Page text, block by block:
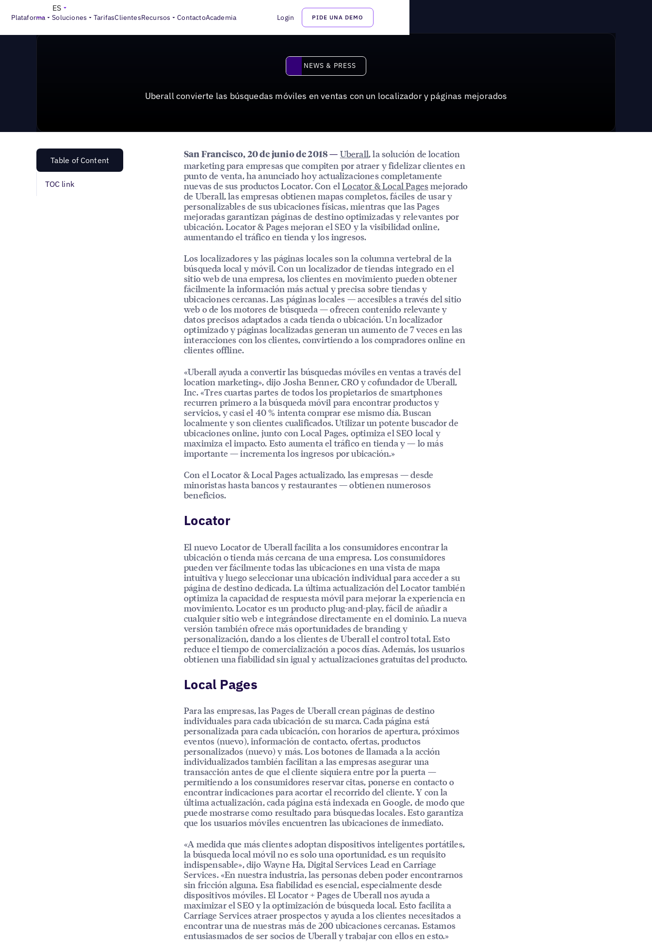
Plataforma Soluciones TarifasClientesRecursos ContactoAcademia Login PIDE UNA DEMO
ES
News & Press Uberall convierte las búsquedas móviles en ventas con Locator + Pages mejorados
News & Press
NEWS & PRESS
Uberall convierte las búsquedas móviles en ventas con un localizador y páginas mejorados
Table of Content
TOC link
San Francisco, 20 de junio de 2018— Uberall, la solución de location
marketing para empresas que compiten por atraer y fidelizar clientes en
punto de venta, ha anunciado hoy actualizaciones completamente
nuevas de sus productos Locator. Con elLocator & Local Pagesmejorado
de Uberall, las empresas obtienen mapas completos, fáciles de usar y
personalizables de sus ubicaciones físicas, mientras que las Pages
mejoradas garantizan páginas de destino optimizadas y relevantes por
ubicación. Locator & Pages mejoran el SEO y la visibilidad online,
aumentando el tráfico en tienda y los ingresos.
Los localizadores y las páginas locales son la columna vertebral de la
búsqueda local y móvil. Con un localizador de tiendas integrado en el
sitio web de una empresa, los clientes en movimiento pueden obtener
fácilmente la información más actual y precisa sobre tiendas y
ubicaciones cercanas. Las páginas locales — accesibles a través del sitio
web o de los motores de búsqueda — ofrecen contenido relevante y
datos precisos adaptados a cada tienda o ubicación. Un localizador
optimizado y páginas localizadas generan un aumento de 7 veces en las
interacciones con los clientes, convirtiendo a los compradores online en
clientes offline.
«Uberall ayuda a convertir las búsquedas móviles en ventas a través del
location marketing», dijo Josha Benner, CRO y cofundador de Uberall,
Inc. «Tres cuartas partes de todos los propietarios de smartphones
recurren primero a la búsqueda móvil para encontrar productos y
servicios, y casi el 40 % intenta comprar ese mismo día. Buscan
localmente y son clientes cualificados. Utilizar un potente buscador de
ubicaciones online, junto con Local Pages, optimiza el SEO local y
maximiza el impacto. Esto aumenta el tráfico en tienda y — lo más
importante — incrementa los ingresos por ubicación.»
Con el Locator & Local Pages actualizado, las empresas — desde
minoristas hasta bancos y restaurantes — obtienen numerosos
beneficios.
Locator
El nuevo Locator de Uberall facilita a los consumidores encontrar la
ubicación o tienda más cercana de una empresa. Los consumidores
pueden ver fácilmente todas las ubicaciones en una vista de mapa
intuitiva y luego seleccionar una ubicación individual para acceder a su
página de destino dedicada. La última actualización del Locator también
optimiza la capacidad de respuesta móvil para mejorar la experiencia en
movimiento. Locator es un producto plug-and-play, fácil de añadir a
cualquier sitio web e integrándose directamente en el dominio. La nueva
versión también ofrece más oportunidades de branding y
personalización, dando a los clientes de Uberall el control total. Esto
reduce el tiempo de comercialización a pocos días. Además, los usuarios
obtienen una fiabilidad sin igual y actualizaciones gratuitas del producto.
Local Pages
Para las empresas, las Pages de Uberall crean páginas de destino
individuales para cada ubicación de su marca. Cada página está
personalizada para cada ubicación, con horarios de apertura, próximos
eventos (nuevo), información de contacto, ofertas, productos
personalizados (nuevo) y más. Los botones de llamada a la acción
individualizados también facilitan a las empresas asegurar una
transacción antes de que el cliente siquiera entre por la puerta —
permitiendo a los consumidores reservar citas, ponerse en contacto o
encontrar indicaciones para acortar el recorrido del cliente. Y con la
última actualización, cada página está indexada en Google, de modo que
puede mostrarse como resultado para búsquedas locales. Esto garantiza
que los usuarios móviles encuentren las ubicaciones de inmediato.
«A medida que más clientes adoptan dispositivos inteligentes portátiles,
la búsqueda local móvil no es solo una oportunidad, es un requisito
indispensable», dijo Wayne Ha, Digital Services Lead en Carriage
Services. «En nuestra industria, las personas deben poder encontrarnos
sin fricción alguna. Esa fiabilidad es esencial, especialmente desde
dispositivos móviles. El Locator + Pages de Uberall nos ayuda a
maximizar el SEO y la optimización de búsqueda local. Esto facilita a
Carriage Services atraer prospectos y ayuda a los clientes necesitados a
encontrar una de nuestras más de 200 ubicaciones cercanas. Estamos
entusiasmados de ser socios de Uberall y trabajar con ellos en esto.»